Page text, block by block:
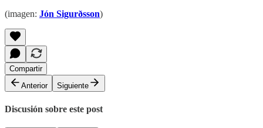
(imagen: Jón Sigurðsson)
Compartir
Anterior
Siguiente
Discusión sobre este post